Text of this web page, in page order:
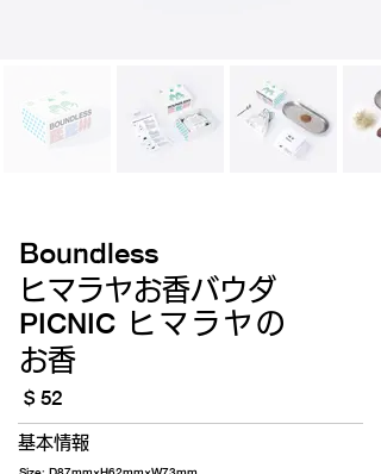
Boundless
ヒマラヤお香バウダ
PICNIC
ヒマラヤの
お香
$ 52
基本情報